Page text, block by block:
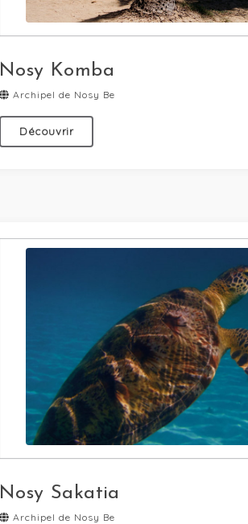
Nosy Komba
Archipel de Nosy Be
Découvrir
Nosy Sakatia
Archipel de Nosy Be